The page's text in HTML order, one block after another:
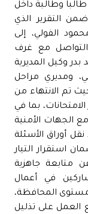
و7897 داخل 22 لجنة للقطاع التجاري، و148 طالباً وطالبة داخل
التقرير الذي
الفولي، إلى
التواصل مع غرف
بدر وكيل المديرية
ومديري مراحل
تم الانتهاء من
بما في
الجهات الأمنية
أوراق الأسئلة
استقرار التيار
متابعة جاهزية
في أعمال
18 استراحة على مستوى المحافظة،
العمل على تذليل